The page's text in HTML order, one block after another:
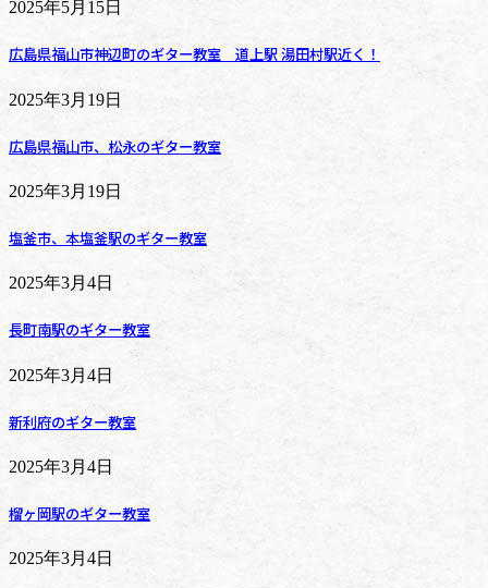
2025年5月15日
広島県福山市神辺町のギター教室 道上駅 湯田村駅近く！
2025年3月19日
広島県福山市、松永のギター教室
2025年3月19日
塩釜市、本塩釜駅のギター教室
2025年3月4日
長町南駅のギター教室
2025年3月4日
新利府のギター教室
2025年3月4日
榴ヶ岡駅のギター教室
2025年3月4日